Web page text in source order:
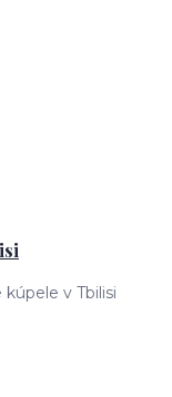
v Tbilisi